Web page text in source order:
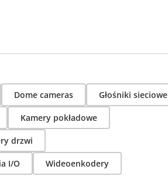
Dome cameras Głośniki sieciowe
Kamery pokładowe
drzwi
I/O Wideoenkodery